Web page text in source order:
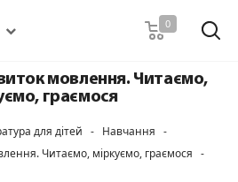
0
мовлення. Читаємо,
граємося
для дітей - Навчання -
Читаємо, міркуємо, граємося -